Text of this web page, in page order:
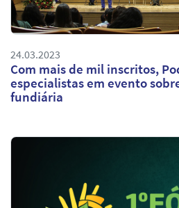
24.03.2023
Com mais de mil inscritos,
especialistas em evento
fundiária